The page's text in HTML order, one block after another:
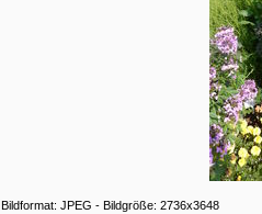
Bildformat: JPEG - Bildgröße: 2736x3648